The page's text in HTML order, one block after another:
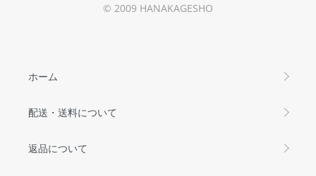
© 2009 HANAKAGESHO
ホーム
配送・送料について
返品について